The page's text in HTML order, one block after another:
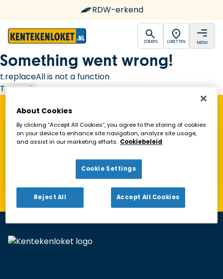
RDW-erkend
open
ZOEKEN LOKETTEN MENU
Something went wrong!
t.replaceAll is not a function
Try again
Vind een Kentekenloket in de buurt!
Toon alleen geopende loketten
About Cookies
By clicking “Accept All Cookies”, you agree to the storing of cookies
on your device to enhance site navigation, analyze site usage,
and assist in our marketing efforts. Cookiebeleid
Cookie Settings
Reject All Accept All Cookies